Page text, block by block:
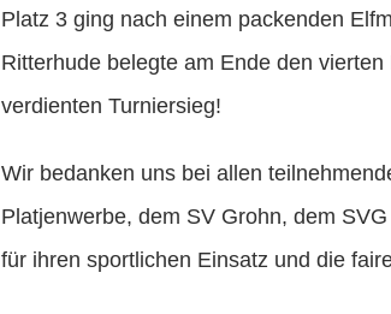
Platz 3 ging nach einem packenden
Ritterhude belegte am Ende den
verdienten Turniersieg!
Wir bedanken uns bei allen
Platjenwerbe, dem SV Grohn, dem
für ihren sportlichen Einsatz und die